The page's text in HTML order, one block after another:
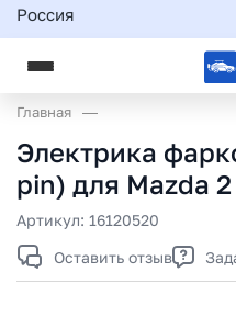
Россия
Главная
Электрика
pin) для Mazda
Артикул: 16120520
Оставить отзыв